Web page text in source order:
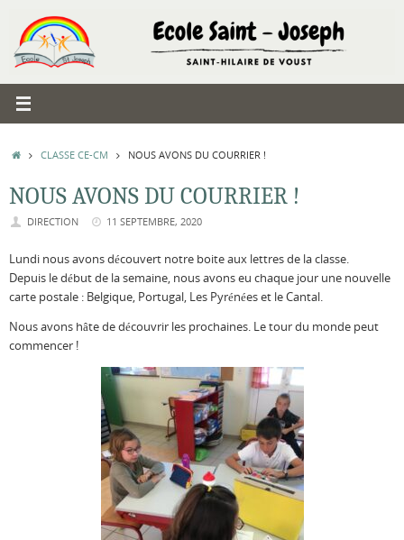
contenu
ACCUEIL
CLASSE CE-CM NOUS AVONS DU COURRIER !
NOUS AVONS DU COURRIER !
DIRECTION 11 SEPTEMBRE, 2020
Lundi nous avons découvert notre boite aux lettres de la classe.
Depuis le début de la semaine, nous avons eu chaque jour une nouvelle
carte postale : Belgique, Portugal, Les Pyrénées et le Cantal.
Nous avons hâte de découvrir les prochaines. Le tour du monde peut
commencer !